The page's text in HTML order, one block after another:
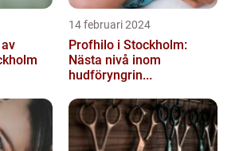
14 februari 2024
Profhilo i Stockholm:
Nästa nivå inom
hudföryngrin...